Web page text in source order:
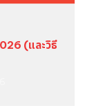
(และวิธี